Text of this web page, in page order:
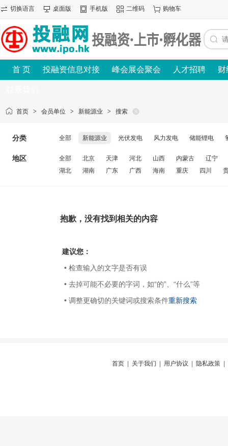
切换语言 桌面版 手机版 二维码 购物车
首 页 投融资信息对接 峰会展会聚会 人才招聘 财
首页 > 会员单位 > 新能源业 > 搜索
分类 全部 新能源业 光伏发电 风力发电 储能锂电
地区 全部 北京 天津 河北 山西 内蒙古
辽宁
湖北
湖南 广东 广西 海南 重庆 四川
抱歉，没有找到相关的内容
建议您：
• 检查输入的文字是否有误
• 去掉可能不必要的字词，如“的”、“什么”等
• 调整更确切的关键词或搜索条件重新搜索
首页 关于我们 用户协议 隐私政策